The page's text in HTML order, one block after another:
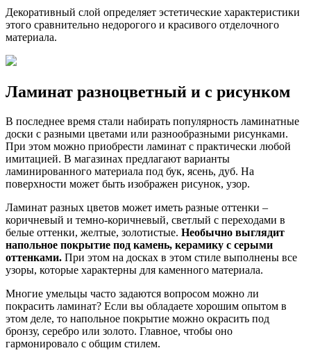
Декоративный слой определяет эстетические характеристики
этого сравнительно недорогого и красивого отделочного
материала.
Ламинат разноцветный и с рисунком
В последнее время стали набирать популярность ламинатные
доски с разными цветами или разнообразными рисунками.
При этом можно приобрести ламинат с практически любой
имитацией. В магазинах предлагают варианты
ламинированного материала под бук, ясень, дуб. На
поверхности может быть изображен рисунок, узор.
Ламинат разных цветов может иметь разные оттенки –
коричневый и темно-коричневый, светлый с переходами в
белые оттенки, желтые, золотистые. Необычно выглядит
напольное покрытие под камень, керамику с серыми
оттенками. При этом на досках в этом стиле выполнены все
узоры, которые характерны для каменного материала.
Многие умельцы часто задаются вопросом можно ли
покрасить ламинат? Если вы обладаете хорошим опытом в
этом деле, то напольное покрытие можно окрасить под
бронзу, серебро или золото. Главное, чтобы оно
гармонировало с общим стилем.